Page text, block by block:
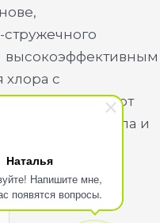
Наталья
Напишите мне,
появятся вопросы.
хлора с
обеспечивают
пола и